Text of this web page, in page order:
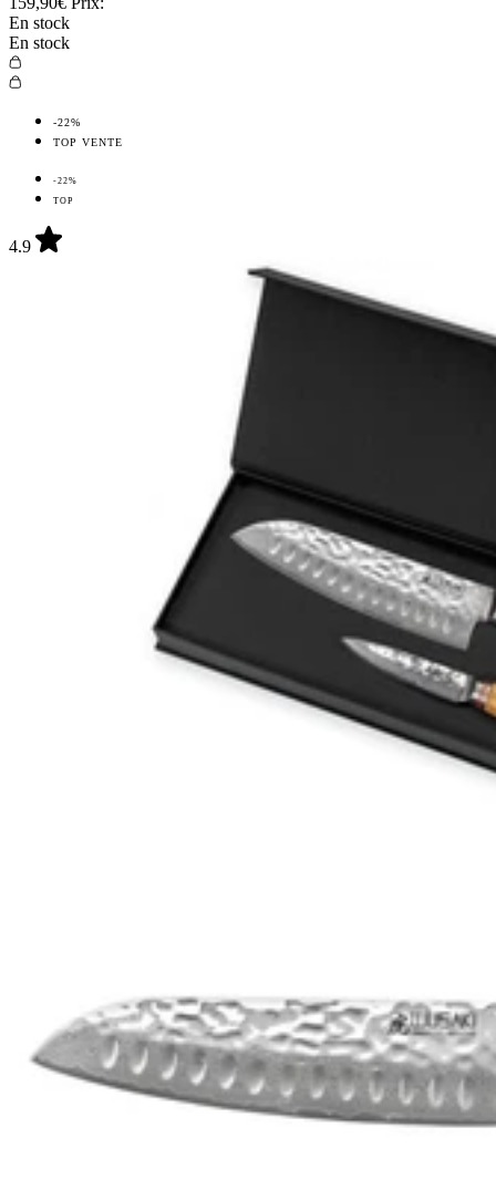
En stock
En stock
-22%
TOP VENTE
-22%
TOP
4.9